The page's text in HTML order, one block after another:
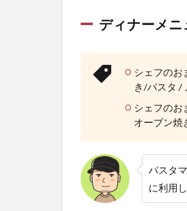
ディナーメニ
シェフの
き/パスタ
シェフの
オーブン
パスタ
に利用